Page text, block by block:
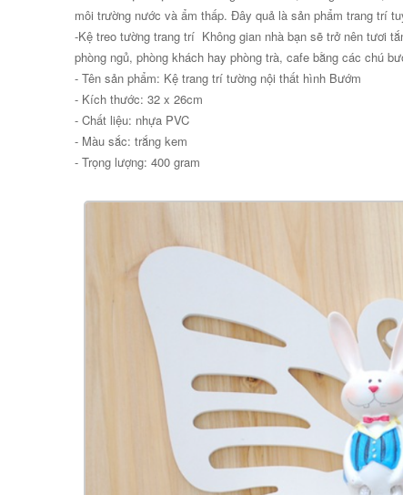
môi trường nước và ẩm thấp. Đây quả là sản phẩm trang trí
-Kệ treo tường trang trí Không gian nhà bạn sẽ trở nên tươi
phòng ngủ, phòng khách hay phòng trà, cafe bằng các chú
- Tên sản phẩm: Kệ trang trí tường nội thất hình Bướm
- Kích thước: 32 x 26cm
- Chất liệu: nhựa PVC
- Màu sắc: trắng kem
- Trọng lượng: 400 gram